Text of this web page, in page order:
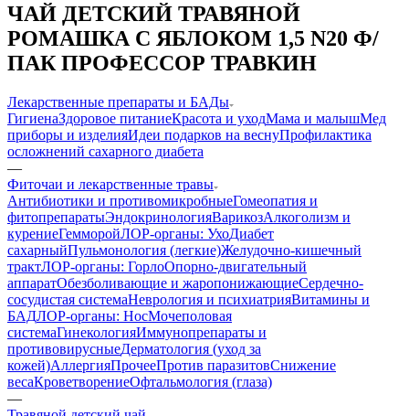
ЧАЙ ДЕТСКИЙ ТРАВЯНОЙ
РОМАШКА С ЯБЛОКОМ 1,5 N20 Ф/
ПАК ПРОФЕССОР ТРАВКИН
Лекарственные препараты и БАДы
ГигиенаЗдоровое питаниеКрасота и уходМама и малышМед
приборы и изделияИдеи подарков на веснуПрофилактика
осложнений сахарного диабета
—
Фиточаи и лекарственные травы
Антибиотики и противомикробныеГомеопатия и
фитопрепаратыЭндокринологияВарикозАлкоголизм и
курениеГемморойЛОР-органы: УхоДиабет
сахарныйПульмонология (легкие)Желудочно-кишечный
трактЛОР-органы: ГорлоОпорно-двигательный
аппаратОбезболивающие и жаропонижающиеСердечно-
сосудистая системаНеврология и психиатрияВитамины и
БАДЛОР-органы: НосМочеполовая
системаГинекологияИммунопрепараты и
противовирусныеДерматология (уход за
кожей)АллергияПрочееПротив паразитовСнижение
весаКроветворениеОфтальмология (глаза)
—